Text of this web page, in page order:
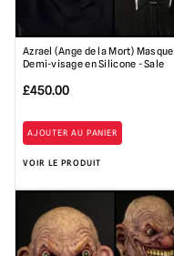
Azrael (Ange de la Mort) Masque
Demi-visage en Silicone - Sale
£450.00
AJOUTER AU PANIER
VOIR LE PRODUIT